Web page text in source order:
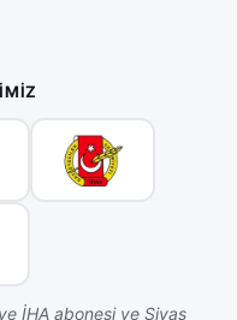
İHA abonesi ve Sivas